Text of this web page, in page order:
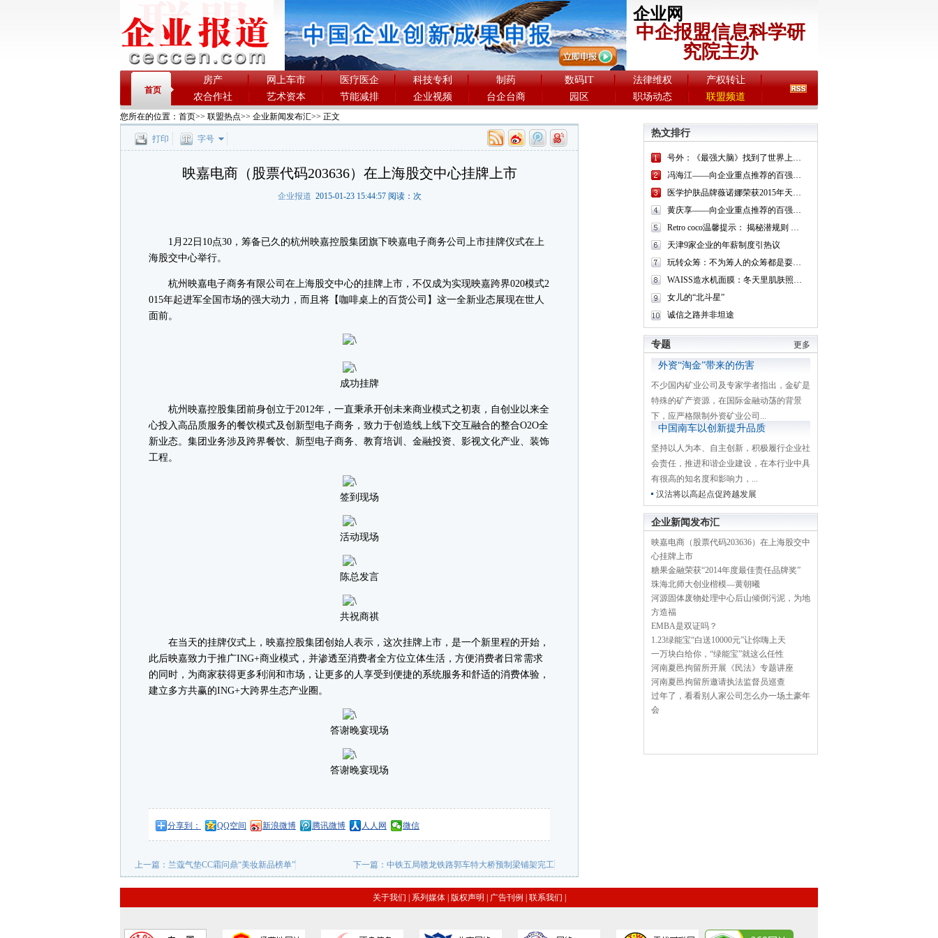
企业网
中企报盟信息科学研
究院主办
首页
房产 网上车市 医疗医企 科技专利 制药 数码IT 法律维权
产权转让
农合作社
艺术资本 节能减排 企业视频 台企台商 园区 职场动态 联盟频道
您所在的位置： 首页>> 联盟热点>> 企业新闻发布汇>> 正文
打印 字号
映嘉电商（股票代码203636）在上海股交中心挂牌上市
企业报道 2015-01-23 15:44:57 阅读： 次
1月22日10点30，筹备已久的杭州映嘉控股集团旗下映嘉电子商务公司上市挂牌仪式在上
海股交中心举行。
杭州映嘉电子商务有限公司在上海股交中心的挂牌上市，不仅成为实现映嘉跨界020模式2
015年起进军全国市场的强大动力，而且将【咖啡桌上的百货公司】这一全新业态展现在世人
面前。
成功挂牌
杭州映嘉控股集团前身创立于2012年，一直秉承开创未来商业模式之初衷，自创业以来全
心投入高品质服务的餐饮模式及创新型电子商务，致力于创造线上线下交互融合的整合O2O全
新业态。集团业务涉及跨界餐饮、新型电子商务、教育培训、金融投资、影视文化产业、装饰
工程。
签到现场
活动现场
陈总发言
共祝商祺
在当天的挂牌仪式上，映嘉控股集团创始人表示，这次挂牌上市，是一个新里程的开始，
此后映嘉致力于推广ING+商业模式，并渗透至消费者全方位立体生活，方便消费者日常需求
的同时，为商家获得更多利润和市场，让更多的人享受到便捷的系统服务和舒适的消费体验，
建立多方共赢的ING+大跨界生态产业圈。
答谢晚宴现场
答谢晚宴现场
分享到： QQ空间 新浪微博 腾讯微博 人人网 微信
上一篇： 兰蔻气垫CC霜问鼎“美妆新品榜单” 下一篇： 中铁五局赣龙铁路郭车特大桥预制梁铺架完工
热文排行
号外：《最强大脑》找到了世界上最聪明的人！
冯海江——向企业重点推荐的百强书画名家
医学护肤品牌薇诺娜荣获2015年天猫美妆盛典金妆奖
黄庆享——向企业重点推荐的百强书画名家
Retro coco温馨提示： 揭秘潜规则 “朋友圈”面膜可别毁了你的脸
天津9家企业的年薪制度引热议
玩转众筹：不为筹人的众筹都是耍流氓
WAISS造水机面膜：冬天里肌肤照样很任性
女儿的“北斗星”
诚信之路并非坦途
更多
专题
外资“淘金”带来的伤害
不少国内矿业公司及专家学者指出，金矿是
特殊的矿产资源，在国际金融动荡的背景
下，应严格限制外资矿业公司...
中国南车以创新提升品质
坚持以人为本、自主创新，积极履行企业社
会责任，推进和谐企业建设，在本行业中具
有很高的知名度和影响力，...
汉沽将以高起点促跨越发展
企业新闻发布汇
映嘉电商（股票代码203636）在上海股交中
心挂牌上市
糖果金融荣获“2014年度最佳责任品牌奖”
珠海北师大创业楷模—黄朝曦
河源固体废物处理中心后山倾倒污泥，为地
方造福
EMBA是双证吗？
1.23绿能宝“白送10000元”让你嗨上天
一万块白给你，“绿能宝”就这么任性
河南夏邑拘留所开展《民法》专题讲座
河南夏邑拘留所邀请执法监督员巡查
过年了，看看别人家公司怎么办一场土豪年
会
关于我们 系列媒体| 版权声明 广告刊例 联系我们